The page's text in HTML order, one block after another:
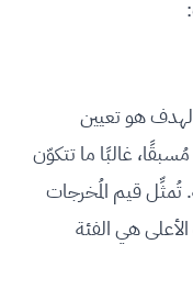
هو تعيين
غالبًا ما تتكوّن
تُمثِّل قيم المُخرجات
هي الفئة